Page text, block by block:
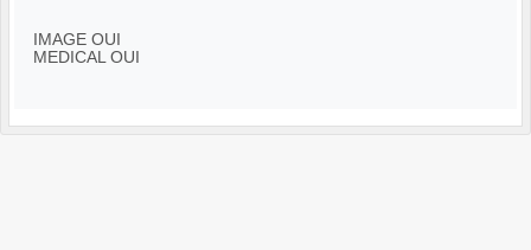
IMAGE OUI
MEDICAL OUI